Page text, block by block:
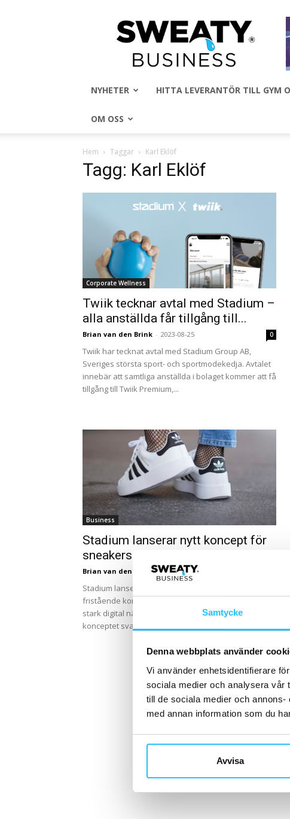
Samtycke
Denna webbplats använder
Vi använder enhetsidentifierare
sociala medier och analysera vår
till de sociala medier och
med annan information som du
Avvisa
Sweaty
Business
NYHETER HITTA LEVERANTÖR TILL GYM
OM OSS
Hem Taggar Karl Eklöf
Tagg: Karl Eklöf
Corporate Wellness
Twiik tecknar avtal med Stadium –
alla anställda får tillgång till...
Brian van den Brink - 2023-08-25 0
Twiik har tecknat avtal med Stadium Group AB,
Sveriges största sport- och sportmodekedja. Avtalet
innebär att samtliga anställda i bolaget kommer att få
tillgång till Twiik Premium,...
Business
Stadium lanserar nytt koncept för
sneakers
Brian van den Brink - 2018-03-01
Stadium lanserar under våren det nya och
fristående konceptet Sneakers Point. Genom en
stark digital närvaro och butiker i utvalda städer ska
konceptet svara...